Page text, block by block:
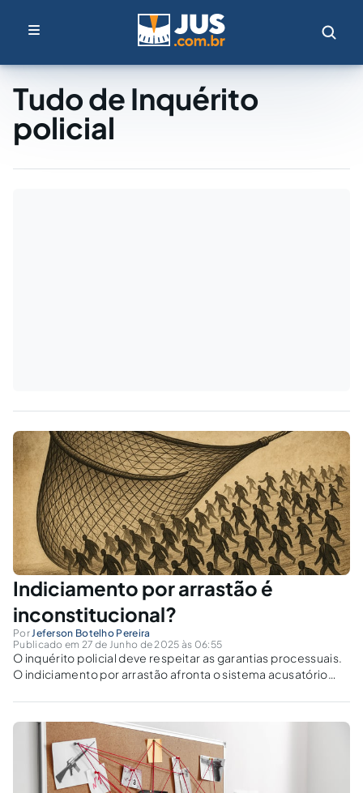
Tudo de Inquérito
policial
Indiciamento por arrastão é
inconstitucional?
PorJeferson Botelho Pereira
Publicado em 27 de Junho de 2025 às 06:55
O inquérito policial deve respeitar as garantias processuais.
O indiciamento por arrastão afronta o sistema acusatório